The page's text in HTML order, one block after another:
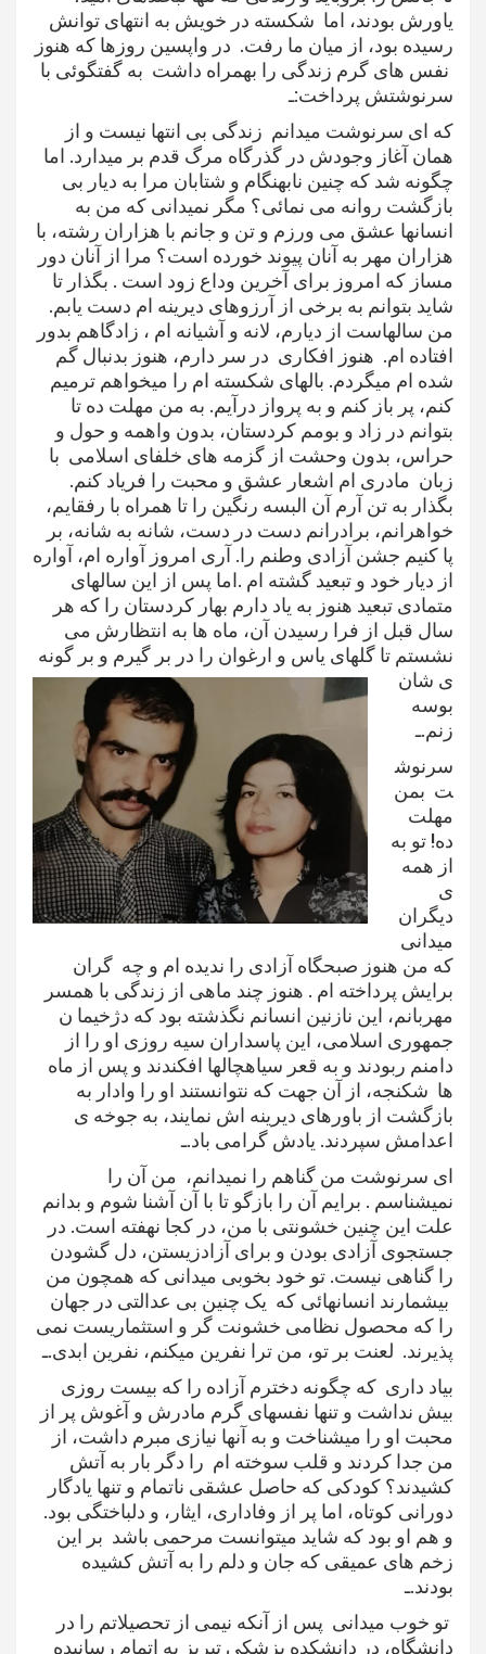
یاورش بودند، اما شکسته در خویش به انتهای توانش
رسیده بود، از میان ما رفت. در واپسین روزها که هنوز
نفس های گرم زندگی را بهمراه داشت به گفتگوئی با
سرنوشتش پرداخت:ـ
که ای سرنوشت میدانم زندگی بی انتها نیست و از
همان آغاز وجودش در گذرگاه مرگ قدم بر میدارد. اما
چگونه شد که چنین نابهنگام و شتابان مرا به دیار بی
بازگشت روانه می نمائی؟ مگر نمیدانی که من به
انسانها عشق می ورزم و تن و جانم با هزاران رشته، با
هزاران مهر به آنان پیوند خورده است؟ مرا از آنان دور
مساز که امروز برای آخرین وداع زود است . بگذار تا
شاید بتوانم به برخی از آرزوهای دیرینه ام دست یابم.
من سالهاست از دیارم، لانه و آشیانه ام ، زادگاهم بدور
افتاده ام. هنوز افکاری در سر دارم، هنوز بدنبال گم
شده ام میگردم. بالهای شکسته ام را میخواهم ترمیم
کنم، پر باز کنم و به پرواز درآیم. به من مهلت ده تا
بتوانم در زاد و بومم کردستان، بدون واهمه و حول و
حراس، بدون وحشت از گزمه های خلفای اسلامی با
زبان مادری ام اشعار عشق و محبت را فریاد کنم.
بگذار به تن آرم آن البسه رنگین را تا همراه با رفقایم،
خواهرانم، برادرانم دست در دست، شانه به شانه، بر
پا کنیم جشن آزادی وطنم را. آری امروز آواره ام، آواره
از دیار خود و تبعید گشته ام .اما پس از این سالهای
متمادی تبعید هنوز به یاد دارم بهار کردستان را که هر
سال قبل از فرا رسیدن آن، ماه ها به انتظارش می
نشستم تا گلهای یاس و ارغوان را در بر گیرم و بر گونه
ی شان
بوسه
زنم.ـ
سرنوش
ت بمن
مهلت
ده! تو به
از همه
ی
دیگران
میدانی
که من هنوز صبحگاه آزادی را ندیده ام و چه گران
برایش پرداخته ام . هنوز چند ماهی از زندگی با همسر
مهربانم، این نازنین انسانم نگذشته بود که دژخیما ن
جمهوری اسلامی، این پاسداران سیه روزی او را از
دامنم ربودند و به قعر سیاهچالها افکندند و پس از ماه
ها شکنجه، از آن جهت که نتوانستند او را وادار به
بازگشت از باورهای دیرینه اش نمایند، به جوخه ی
اعدامش سپردند. یادش گرامی باد.ـ
ای سرنوشت من گناهم را نمیدانم، من آن را
نمیشناسم . برایم آن را بازگو تا با آن آشنا شوم و بدانم
علت این چنین خشونتی با من، در کجا نهفته است. در
جستجوی آزادی بودن و برای آزادزیستن، دل گشودن
را گناهی نیست. تو خود بخوبی میدانی که همچون من
بیشمارند انسانهائی که یک چنین بی عدالتی در جهان
را که محصول نظامی خشونت گر و استثماریست نمی
پذیرند. لعنت بر تو، من ترا نفرین میکنم، نفرین ابدی.ـ
بیاد داری که چگونه دخترم آزاده را که بیست روزی
بیش نداشت و تنها نفسهای گرم مادرش و آغوش پر از
محبت او را میشناخت و به آنها نیازی مبرم داشت، از
من جدا کردند و قلب سوخته ام را دگر بار به آتش
کشیدند؟ کودکی که حاصل عشقی ناتمام و تنها یادگار
دورانی کوتاه، اما پر از وفاداری، ایثار، و دلباختگی بود.
و هم او بود که شاید میتوانست مرحمی باشد بر این
زخم های عمیقی که جان و دلم را به آتش کشیده
بودند.ـ
تو خوب میدانی پس از آنکه نیمی از تحصیلاتم را در
دانشگاه، در دانشکده پزشكی تبریز به اتمام رسانیده